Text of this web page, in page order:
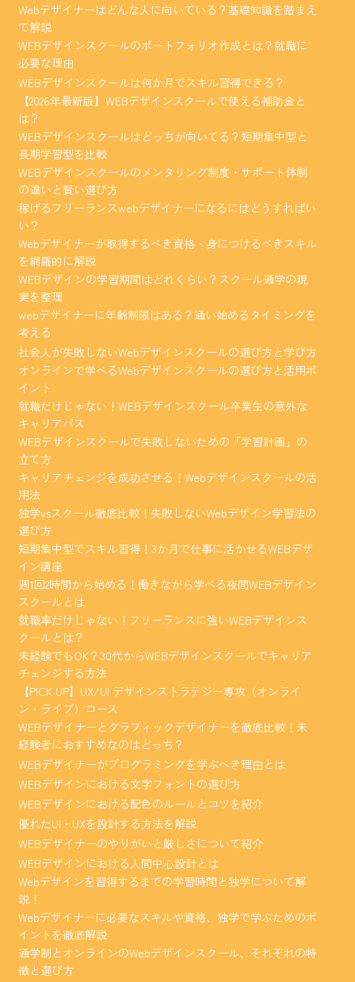
Webデザイナーはどんな人に向いている？基礎知識を踏まえ
て解説
WEBデザインスクールのポートフォリオ作成とは？就職に
必要な理由
WEBデザインスクールは何か月でスキル習得できる？
【2026年最新版】WEBデザインスクールで使える補助金と
は？
WEBデザインスクールはどっちが向いてる？短期集中型と
長期学習型を比較
WEBデザインスクールのメンタリング制度・サポート体制
の違いと賢い選び方
稼げるフリーランスwebデザイナーになるにはどうすればい
い？
Webデザイナーが取得するべき資格・身につけるべきスキル
を網羅的に解説
WEBデザインの学習期間はどれくらい？スクール通学の現
実を整理
webデザイナーに年齢制限はある？通い始めるタイミングを
考える
社会人が失敗しないWebデザインスクールの選び方と学び方
オンラインで学べるWebデザインスクールの選び方と活用ポ
イント
就職だけじゃない！WEBデザインスクール卒業生の意外な
キャリアパス
WEBデザインスクールで失敗しないための「学習計画」の
立て方
キャリアチェンジを成功させる！Webデザインスクールの活
用法
独学vsスクール徹底比較！失敗しないWebデザイン学習法の
選び方
短期集中型でスキル習得！3か月で仕事に活かせるWEBデザ
イン講座
週1回2時間から始める！働きながら学べる夜間WEBデザイン
スクールとは
就職率だけじゃない！フリーランスに強いWEBデザインス
クールとは？
未経験でもOK？30代からWEBデザインスクールでキャリア
チェンジする方法
【PICK UP】UX/UI デザインストラテジー専攻（オンライ
ン・ライブ）コース
WEBデザイナーとグラフィックデザイナーを徹底比較！未
経験者におすすめなのはどっち？
WEBデザイナーがプログラミングを学ぶべき理由とは
WEBデザインにおける文字フォントの選び方
WEBデザインにおける配色のルールとコツを紹介
優れたUI・UXを設計する方法を解説
WEBデザイナーのやりがいと厳しさについて紹介
WEBデザインにおける人間中心設計とは
Webデザインを習得するまでの学習時間と独学について解
説！
Webデザイナーに必要なスキルや資格、独学で学ぶためのポ
イントを徹底解説
通学制とオンラインのWebデザインスクール、それぞれの特
徴と選び方